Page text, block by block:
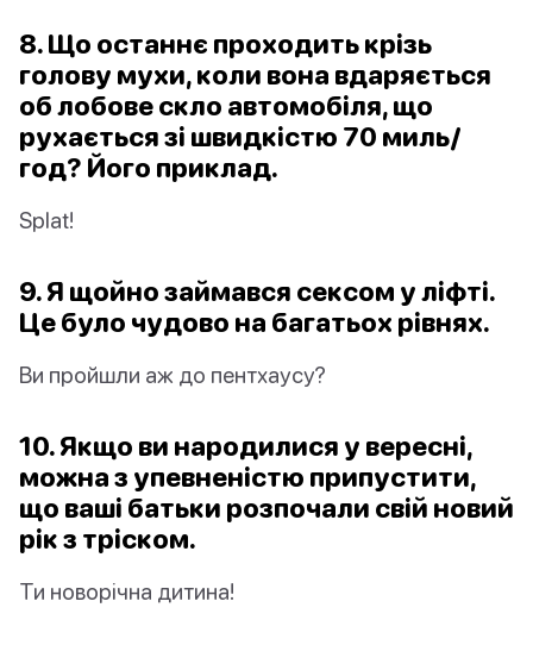
8. Що останнє проходить крізь
голову мухи, коли вона вдаряється
об лобове скло автомобіля, що
рухається зі швидкістю 70 миль/
год? Його приклад.
Splat!
9. Я щойно займався сексом у ліфті.
Це було чудово на багатьох рівнях.
Ви пройшли аж до пентхаусу?
10. Якщо ви народилися у вересні,
можна з упевненістю припустити,
що ваші батьки розпочали свій новий
рік з тріском.
Ти новорічна дитина!